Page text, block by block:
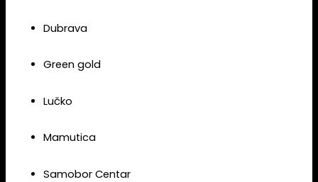
Dubrava
Green gold
Lučko
Mamutica
Samobor Centar